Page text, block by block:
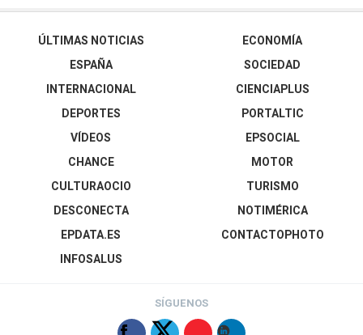
ÚLTIMAS NOTICIAS
ESPAÑA
INTERNACIONAL
DEPORTES
VÍDEOS
ECONOMÍA
SOCIEDAD
CIENCIAPLUS
PORTALTIC
EPSOCIAL
CHANCE
CULTURAOCIO
DESCONECTA
EPDATA.ES
INFOSALUS
MOTOR
TURISMO
NOTIMÉRICA
CONTACTOPHOTO
SÍGUENOS